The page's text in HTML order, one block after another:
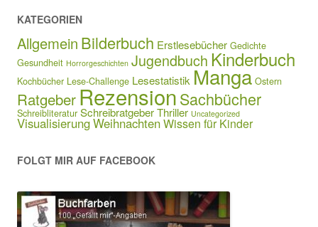
KATEGORIEN
Allgemein Bilderbuch Erstlesebücher Gedichte
Gesundheit Horrorgeschichten Jugendbuch Kinderbuch
Kochbücher Lese-Challenge Lesestatistik Manga Ostern
Ratgeber RezensionSachbücher
Schreibliteratur SchreibratgeberThriller Uncategorized
VisualisierungWeihnachtenWissen für Kinder
FOLGT MIR AUF FACEBOOK